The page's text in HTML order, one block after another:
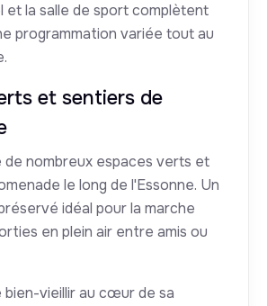
la salle de sport complètent
programmation variée tout au
et sentiers de
de nombreux espaces verts et
le long de l'Essonne. Un
idéal pour la marche
en plein air entre amis ou
bien-vieillir au cœur de sa